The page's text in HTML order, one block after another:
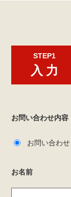
STEP1
入 力
お問い合わせ内容
お問い合わせ
お名前